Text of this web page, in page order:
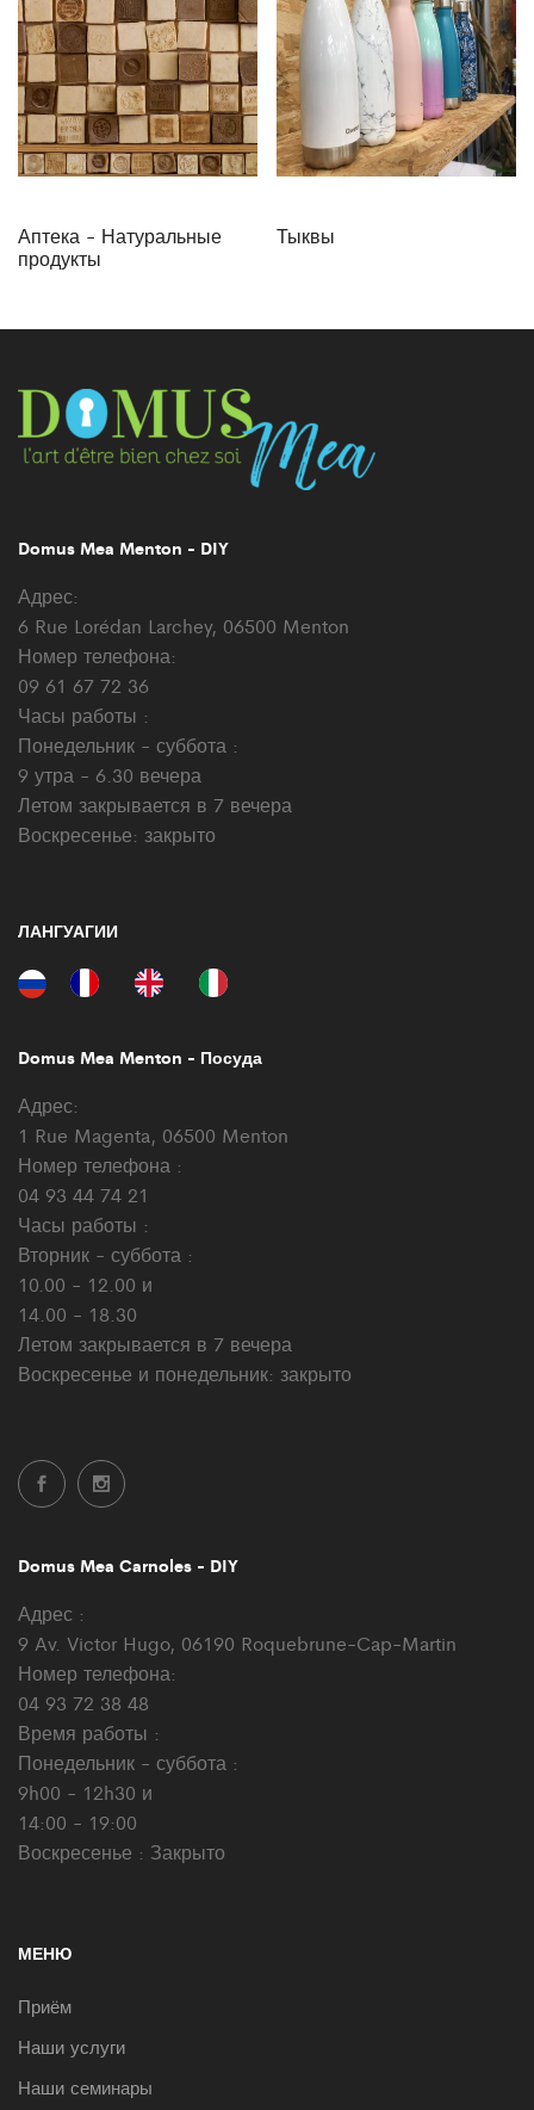
Аптека - Натуральные
продукты
Тыквы
Domus Mea Menton - DIY
Адрес:
6 Rue Lorédan Larchey, 06500 Menton
Номер телефона:
09 61 67 72 36
Часы работы :
Понедельник - суббота :
9 утра - 6.30 вечера
Летом закрывается в 7 вечера
Воскресенье: закрыто
ЛАНГУАГИИ
Domus Mea Menton - Посуда
Адрес:
1 Rue Magenta, 06500 Menton
Номер телефона :
04 93 44 74 21
Часы работы :
Вторник - суббота :
10.00 - 12.00 и
14.00 - 18.30
Летом закрывается в 7 вечера
Воскресенье и понедельник: закрыто
Domus Mea Carnoles - DIY
Адрес :
9 Av. Victor Hugo, 06190 Roquebrune-Cap-Martin
Номер телефона:
04 93 72 38 48
Время работы :
Понедельник - суббота :
9h00 - 12h30 и
14:00 - 19:00
Воскресенье : Закрыто
МЕНЮ
Приём
Наши услуги
Наши семинары